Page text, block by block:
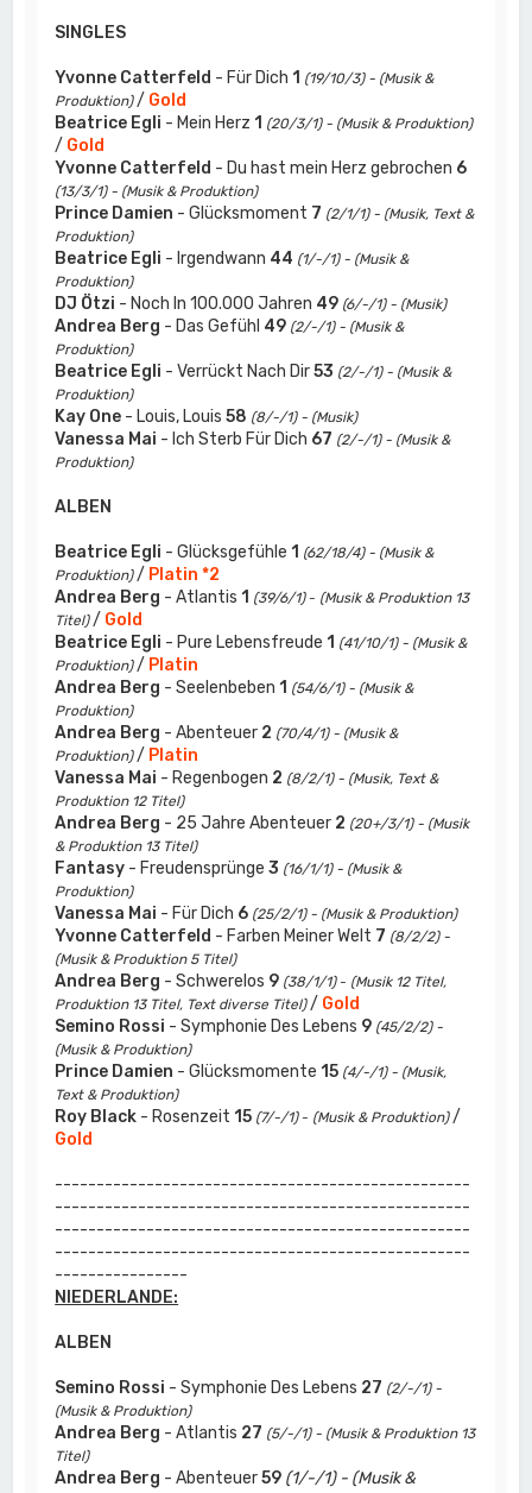
SINGLES
Yvonne Catterfeld - Für Dich 1 (19/10/3) - (Musik &
Produktion)/ Gold
Beatrice Egli - Mein Herz 1 (20/3/1) - (Musik & Produktion)
/ Gold
Yvonne Catterfeld - Du hast mein Herz gebrochen 6
(13/3/1) - (Musik & Produktion)
Prince Damien - Glücksmoment 7 (2/1/1) - (Musik, Text &
Produktion)
Beatrice Egli - Irgendwann 44 (1/-/1) - (Musik &
Produktion)
DJ Ötzi - Noch In 100.000 Jahren 49 (6/-/1) - (Musik)
Andrea Berg - Das Gefühl 49 (2/-/1) - (Musik &
Produktion)
Beatrice Egli - Verrückt Nach Dir53 (2/-/1) - (Musik &
Produktion)
Kay One - Louis, Louis58 (8/-/1) - (Musik)
Vanessa Mai - Ich Sterb Für Dich 67 (2/-/1) - (Musik &
Produktion)
ALBEN
Beatrice Egli - Glücksgefühle 1 (62/18/4) - (Musik &
Produktion)/ Platin *2
Andrea Berg - Atlantis 1 (39/6/1)- (Musik & Produktion 13
Titel)/ Gold
Beatrice Egli - Pure Lebensfreude 1 (41/10/1) - (Musik &
Produktion)/ Platin
Andrea Berg - Seelenbeben 1 (54/6/1) - (Musik &
Produktion)
Andrea Berg - Abenteuer 2 (70/4/1) - (Musik &
Produktion)/ Platin
Vanessa Mai - Regenbogen 2 (8/2/1) - (Musik, Text &
Produktion 12 Titel)
Andrea Berg - 25 Jahre Abenteuer 2 (20+/3/1) - (Musik
& Produktion 13 Titel)
Fantasy - Freudensprünge3 (16/1/1) - (Musik &
Produktion)
Vanessa Mai - Für Dich 6 (25/2/1) - (Musik & Produktion)
Yvonne Catterfeld - Farben Meiner Welt 7 (8/2/2) -
(Musik & Produktion 5 Titel)
Andrea Berg - Schwerelos 9 (38/1/1)- (Musik 12 Titel,
Produktion 13 Titel, Text diverse Titel)/ Gold
Semino Rossi - Symphonie Des Lebens 9 (45/2/2) -
(Musik & Produktion)
Prince Damien - Glücksmomente 15 (4/-/1) - (Musik,
Text & Produktion)
Roy Black - Rosenzeit 15 (7/-/1)- (Musik & Produktion)/
Gold
--------------------------------------------------
--------------------------------------------------
--------------------------------------------------
--------------------------------------------------
----------------
NIEDERLANDE:
ALBEN
Semino Rossi - Symphonie Des Lebens 27 (2/-/1) -
(Musik & Produktion)
Andrea Berg - Atlantis 27 (5/-/1) - (Musik & Produktion 13
Titel)
Andrea Berg - Abenteuer59 (1/-/1) - (Musik &